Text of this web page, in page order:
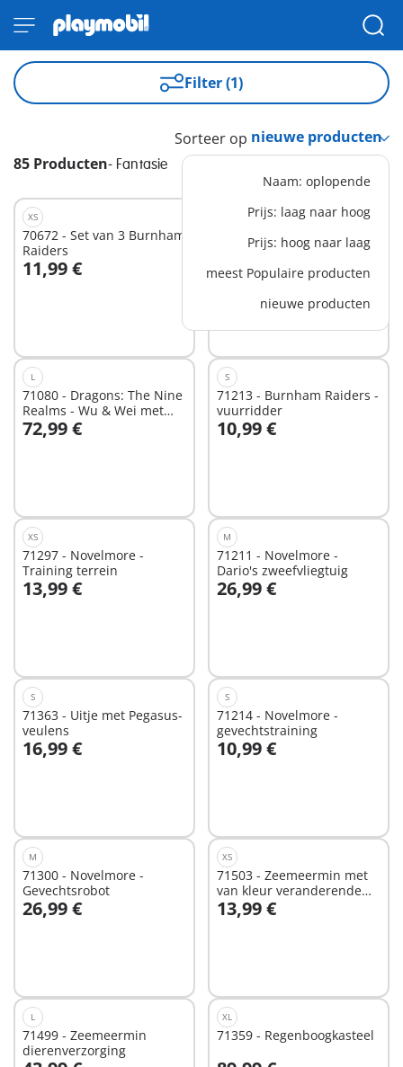
Filter (1)
85 Producten- Fantasie
Sorteer op
Naam: oplopende
Prijs: laag naar hoog
Prijs: hoog naar laag
meest Populaire producten
nieuwe producten
XS
70672 - Set van 3 Burnham
Raiders
11,99 €
In winkelwagen
70878 - Krijger met panter
4,99 €
In winkelwagen
L
71080 - Dragons: The Nine
Realms - Wu & Wei met
Jun
72,99 €
S
71213 - Burnham Raiders -
vuurridder
10,99 €
XS
71297 - Novelmore -
Training terrein
13,99 €
In winkelwagen
M
71211 - Novelmore -
Dario's zweefvliegtuig
26,99 €
S
71363 - Uitje met Pegasus-
veulens
16,99 €
S
71214 - Novelmore -
gevechtstraining
10,99 €
M
71300 - Novelmore -
Gevechtsrobot
26,99 €
XS
71503 - Zeemeermin met
van kleur veranderende
octopus
13,99 €
In winkelwagen
L
71499 - Zeemeermin
dierenverzorging
XL
71359 - Regenboogkasteel